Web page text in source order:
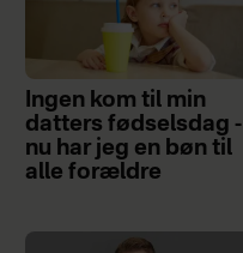
Ingen kom til min
datters fødselsdag -
nu har jeg en bøn til
alle forældre